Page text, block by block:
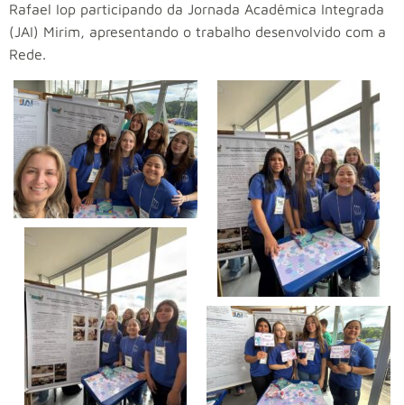
Rafael Iop participando da Jornada Acadêmica Integrada
(JAI) Mirim, apresentando o trabalho desenvolvido com a
Rede.